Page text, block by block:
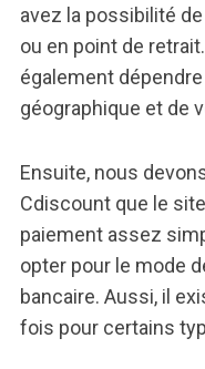
avez la possibilité
ou en point de
également
géographique et de
Ensuite, nous
Cdiscount que le
paiement assez
opter pour le mode
bancaire. Aussi, il
fois pour certains